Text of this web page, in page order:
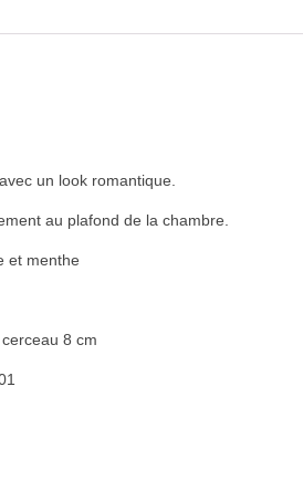
un look romantique.
au plafond de la chambre.
et menthe
8 cm